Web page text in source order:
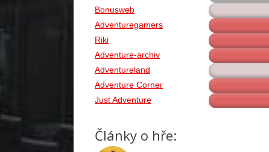
Bonusweb
Adventuregamers
Riki
Adventure-archiv
Adventureland
Adventure Corner
Just Adventure
Články o hře: